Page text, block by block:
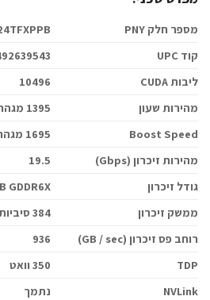
מספר חלק PNY
קוד UPC
ליבות CUDA
10496
מהירות שעון
1395 מגהרץ
Boost Speed
1695 מגהרץ
מהירות זיכרון (Gbps)
19.5
גודל זיכרון
GDDR6X
ממשק זיכרון
384 סיביות
רוחב פס זיכרון (GB / sec)
936
TDP
350 וואט
NVLink
נתמך